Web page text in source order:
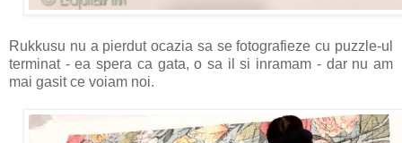
Rukkusu nu a pierdut ocazia sa se fotografieze cu puzzle-ul
terminat - ea spera ca gata, o sa il si inramam - dar nu am
mai gasit ce voiam noi.